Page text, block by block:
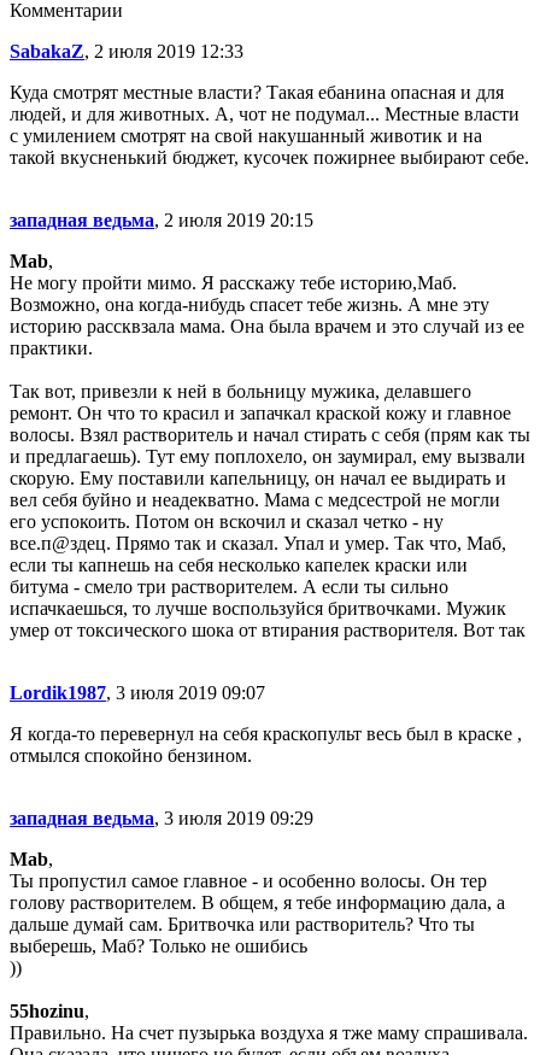
Комментарии
SabakaZ, 2 июля 2019 12:33
Куда смотрят местные власти? Такая ебанина опасная и для
людей, и для животных. А, чот не подумал... Местные власти
с умилением смотрят на свой накушанный животик и на
такой вкусненький бюджет, кусочек пожирнее выбирают себе.
западная ведьма, 2 июля 2019 20:15
Mab,
Не могу пройти мимо. Я расскажу тебе историю,Маб.
Возможно, она когда-нибудь спасет тебе жизнь. А мне эту
историю рассквзала мама. Она была врачем и это случай из ее
практики.
Так вот, привезли к ней в больницу мужика, делавшего
ремонт. Он что то красил и запачкал краской кожу и главное
волосы. Взял растворитель и начал стирать с себя (прям как ты
и предлагаешь). Тут ему поплохело, он заумирал, ему вызвали
скорую. Ему поставили капельницу, он начал ее выдирать и
вел себя буйно и неадекватно. Мама с медсестрой не могли
его успокоить. Потом он вскочил и сказал четко - ну
все.п@здец. Прямо так и сказал. Упал и умер. Так что, Маб,
если ты капнешь на себя несколько капелек краски или
битума - смело три растворителем. А если ты сильно
испачкаешься, то лучше воспользуйся бритвочками. Мужик
умер от токсического шока от втирания растворителя. Вот так
Lordik1987, 3 июля 2019 09:07
Я когда-то перевернул на себя краскопульт весь был в краске ,
отмылся спокойно бензином.
западная ведьма, 3 июля 2019 09:29
Mab,
Ты пропустил самое главное - и особенно волосы. Он тер
голову растворителем. В общем, я тебе информацию дала, а
дальше думай сам. Бритвочка или растворитель? Что ты
выберешь, Маб? Только не ошибись
))
55hozinu,
Правильно. На счет пузырька воздуха я тже маму спрашивала.